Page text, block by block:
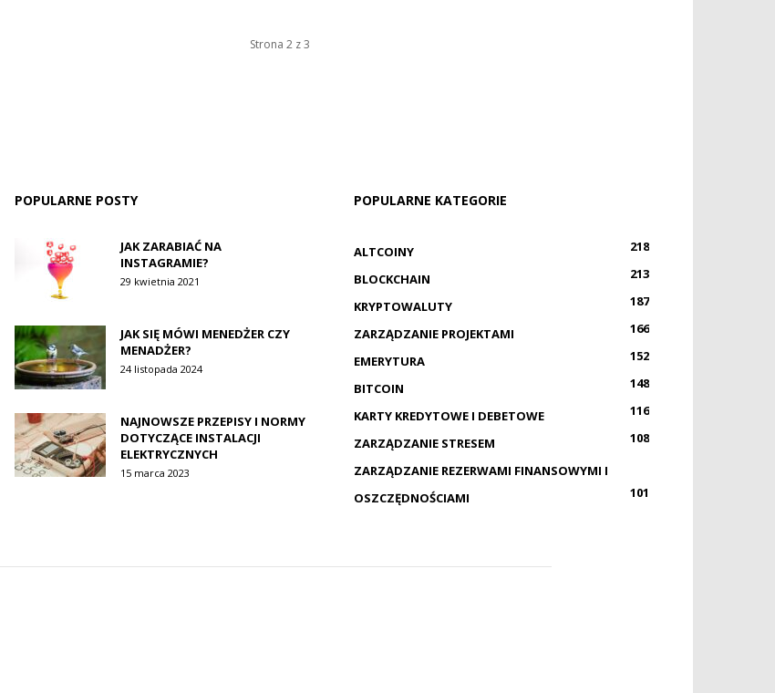
Strona 2 z 3
POPULARNE POSTY
JAK ZARABIAĆ NA
INSTAGRAMIE?
29 kwietnia 2021
JAK SIĘ MÓWI MENEDŻER CZY
MENADŻER?
24 listopada 2024
NAJNOWSZE PRZEPISY I NORMY
DOTYCZĄCE INSTALACJI
ELEKTRYCZNYCH
15 marca 2023
POPULARNE KATEGORIE
ALTCOINY
218
BLOCKCHAIN
213
KRYPTOWALUTY
187
ZARZĄDZANIE PROJEKTAMI
166
EMERYTURA
152
BITCOIN
148
KARTY KREDYTOWE I DEBETOWE
116
ZARZĄDZANIE STRESEM
108
ZARZĄDZANIE REZERWAMI FINANSOWYMI I
OSZCZĘDNOŚCIAMI
101